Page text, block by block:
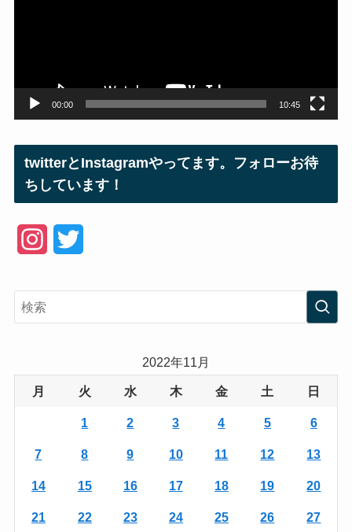
00:00 10:45
twitterとInstagramやってます。フォローお待
ちしています！
e
r
2022年11月
月 火 水 木 金 土 日
1 2 3 4 5 6
7 8 9 10 11 12 13
14 15 16 17 18 19 20
21 22 23 24 25 26 27